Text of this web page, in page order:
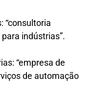
“consultoria
indústrias”.
“empresa de
de automação